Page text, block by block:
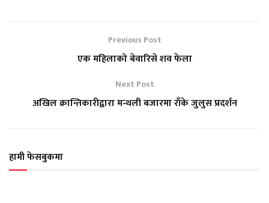
Previous Post
एक महिलाको बेवारिसे शव फेला
Next Post
अखिल क्रान्तिकारीद्वारा मन्थली बजारमा राँके जुलुस प्रदर्शन
हामी फेसबुकमा